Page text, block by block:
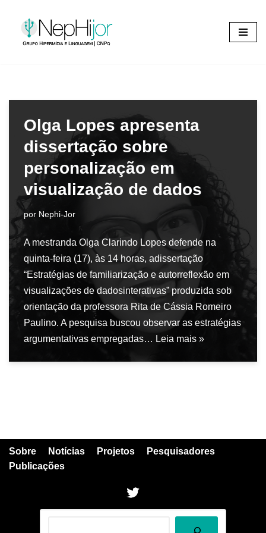
Pular
Olga Lopes apresenta
dissertação sobre
personalização em
visualização de dados
por Nephi-Jor
A mestranda Olga Clarindo Lopes defende na
quinta-feira (17), às 14 horas, adissertação
“Estratégias de familiarização e autorreflexão em
visualizações de dadosinterativas” produzida sob
orientação da professora Rita de Cássia Romeiro
Paulino. A pesquisa buscou observar as estratégias
argumentativas empregadas… Leia mais »
Sobre Notícias Projetos
Pesquisadores
Publicações